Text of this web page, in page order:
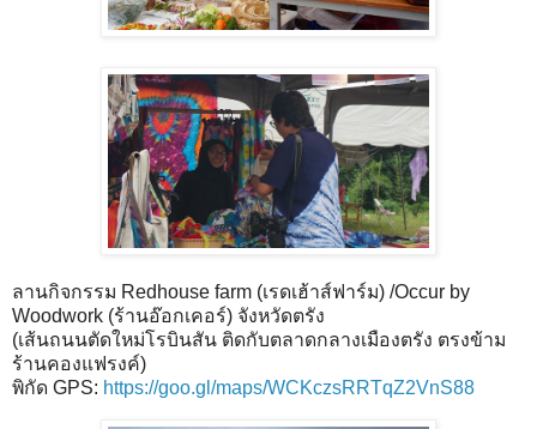
ลานกิจกรรม Redhouse farm (เรดเฮ้าส์ฟาร์ม) /Occur by
Woodwork (ร้านอ๊อกเคอร์) จังหวัดตรัง
(เส้นถนนตัดใหม่โรบินสัน ติดกับตลาดกลางเมืองตรัง ตรงข้าม
ร้านคองแฟรงค์)
พิกัด GPS: https://goo.gl/maps/WCKczsRRTqZ2VnS88